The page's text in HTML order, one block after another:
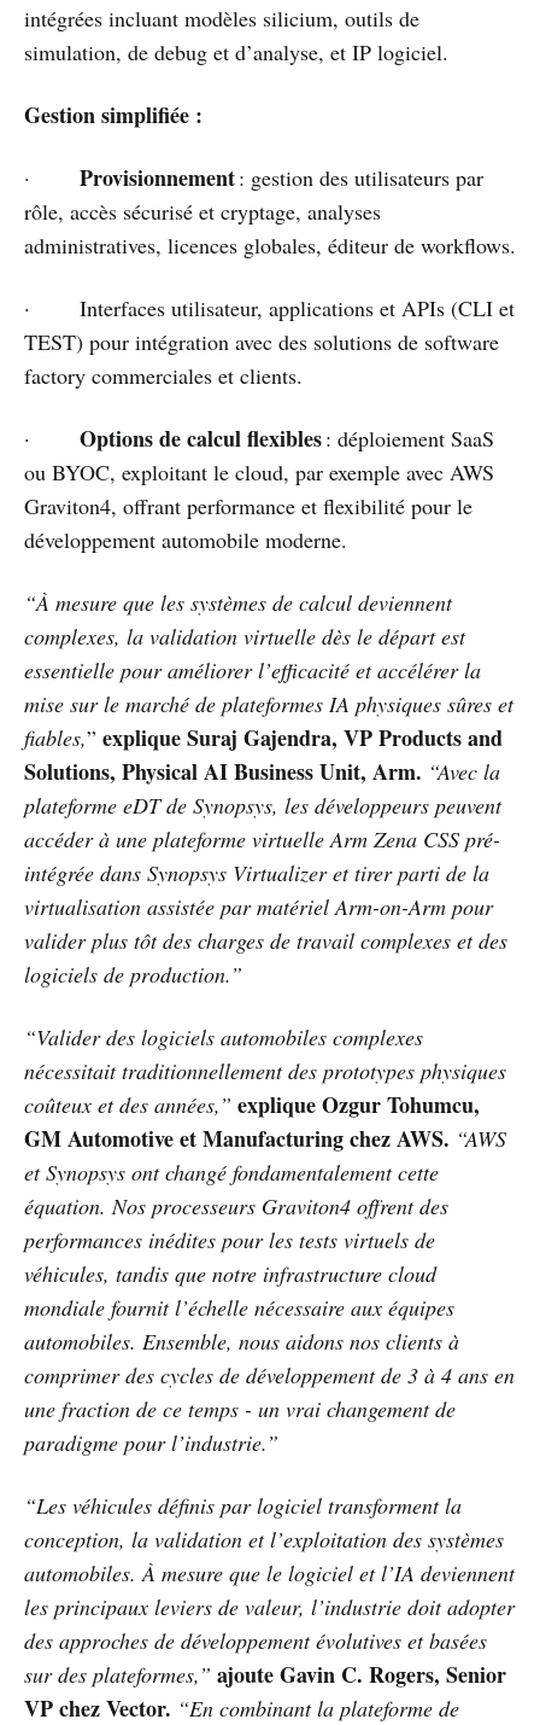
intégrées incluant modèles silicium, outils de
simulation, de debug et d’analyse, et IP logiciel.
Gestion simplifiée :
· Provisionnement: gestion des utilisateurs par
rôle, accès sécurisé et cryptage, analyses
administratives, licences globales, éditeur de workflows.
· Interfaces utilisateur, applications et APIs (CLI et
TEST) pour intégration avec des solutions de software
factory commerciales et clients.
· Options de calcul flexibles: déploiement SaaS
ou BYOC, exploitant le cloud, par exemple avec AWS
Graviton4, offrant performance et flexibilité pour le
développement automobile moderne.
“À mesure que les systèmes de calcul deviennent
complexes, la validation virtuelle dès le départ est
essentielle pour améliorer l’efficacité et accélérer la
mise sur le marché de plateformes IA physiques sûres et
fiables,” explique Suraj Gajendra, VP Products and
Solutions, Physical AI Business Unit, Arm. “Avec la
plateforme eDT de Synopsys, les développeurs peuvent
accéder à une plateforme virtuelle Arm Zena CSS pré-
intégrée dans Synopsys Virtualizer et tirer parti de la
virtualisation assistée par matériel Arm-on-Arm pour
valider plus tôt des charges de travail complexes et des
logiciels de production.”
“Valider des logiciels automobiles complexes
nécessitait traditionnellement des prototypes physiques
coûteux et des années,” explique Ozgur Tohumcu,
GM Automotive et Manufacturing chez AWS. “AWS
et Synopsys ont changé fondamentalement cette
équation. Nos processeurs Graviton4 offrent des
performances inédites pour les tests virtuels de
véhicules, tandis que notre infrastructure cloud
mondiale fournit l’échelle nécessaire aux équipes
automobiles. Ensemble, nous aidons nos clients à
comprimer des cycles de développement de 3 à 4 ans en
une fraction de ce temps - un vrai changement de
paradigme pour l’industrie.”
“Les véhicules définis par logiciel transforment la
conception, la validation et l’exploitation des systèmes
automobiles. À mesure que le logiciel et l’IA deviennent
les principaux leviers de valeur, l’industrie doit adopter
des approches de développement évolutives et basées
sur des plateformes,” ajoute Gavin C. Rogers, Senior
VP chez Vector. “En combinant la plateforme de